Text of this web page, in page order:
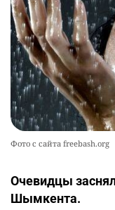
Фото с сайта freebash.org
Очевидцы
Шымкента.